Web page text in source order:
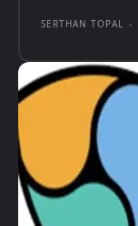
SERTHAN TOPAL -